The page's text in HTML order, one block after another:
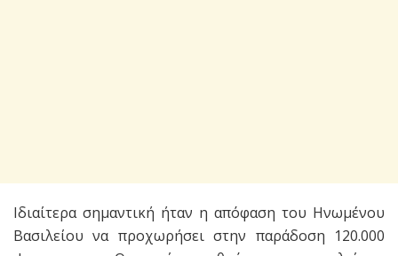
Ιδιαίτερα σημαντική ήταν η απόφαση του Ηνωμένου
Βασιλείου να προχωρήσει στην παράδοση 120.000